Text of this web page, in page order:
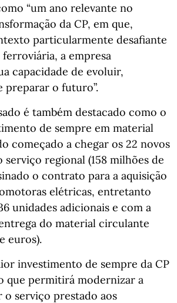
“um ano relevante no
da CP, em que,
particularmente desafiante
a empresa
capacidade de evoluir,
preparar o futuro”.
é também destacado como o
de sempre em material
começado a chegar os 22 novos
serviço regional (158 milhões de
o contrato para a aquisição
elétricas, entretanto
unidades adicionais e com a
do material circulante
euros).
investimento de sempre da CP
que permitirá modernizar a
serviço prestado aos